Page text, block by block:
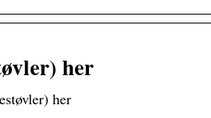
her
her